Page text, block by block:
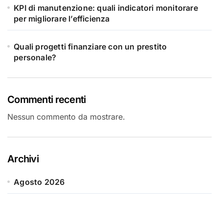
KPI di manutenzione: quali indicatori monitorare
per migliorare l’efficienza
Quali progetti finanziare con un prestito
personale?
Commenti recenti
Nessun commento da mostrare.
Archivi
Agosto 2026